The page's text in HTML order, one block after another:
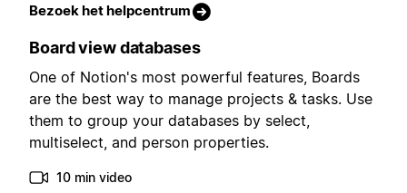
Bezoek het helpcentrum
Board view databases
One of Notion's most powerful features, Boards
are the best way to manage projects & tasks. Use
them to group your databases by select,
multiselect, and person properties.
10 min video